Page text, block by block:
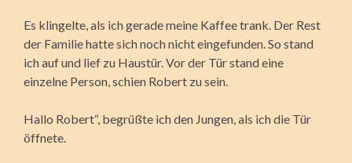
Es klingelte, als ich gerade meine Kaffee trank. Der Rest
der Familie hatte sich noch nicht eingefunden. So stand
ich auf und lief zu Haustür. Vor der Tür stand eine
einzelne Person, schien Robert zu sein.
Hallo Robert“, begrüßte ich den Jungen, als ich die Tür
öffnete.